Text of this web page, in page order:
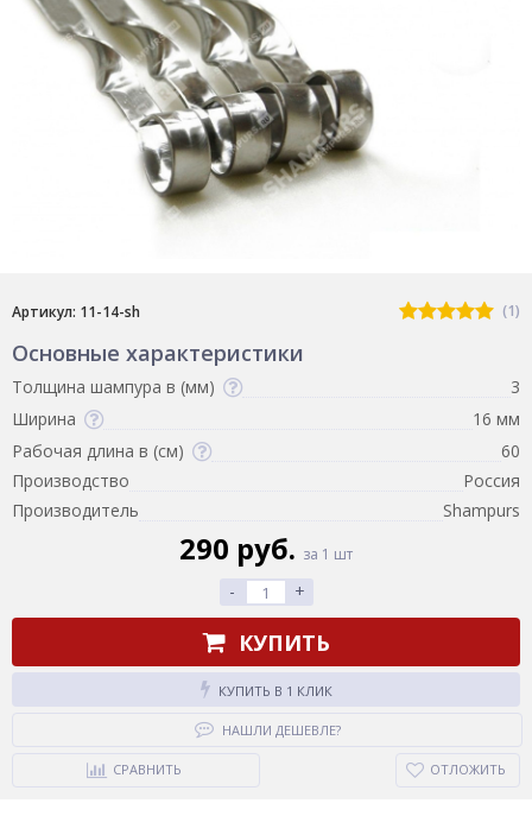
Артикул: 11-14-sh (1)
Основные характеристики
Толщина шампура в (мм)
3
Ширина
16 мм
Рабочая длина в (см)
60
Производство
Россия
Производитель
Shampurs
290 руб. за 1 шт
- +
КУПИТЬ
КУПИТЬ В 1 КЛИК
НАШЛИ ДЕШЕВЛЕ?
СРАВНИТЬ ОТЛОЖИТЬ